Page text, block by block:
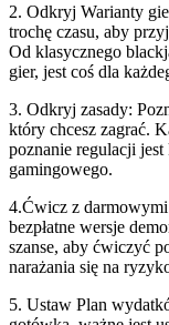
2. Odkryj Warianty
trochę czasu, aby
Od klasycznego
gier, jest coś dla
3. Odkryj zasady:
który chcesz zagrać.
poznanie regulacji
gamingowego.
4.Ćwicz z
bezpłatne wersje
szanse, aby ćwiczyć
narażania się na
5. Ustaw Plan